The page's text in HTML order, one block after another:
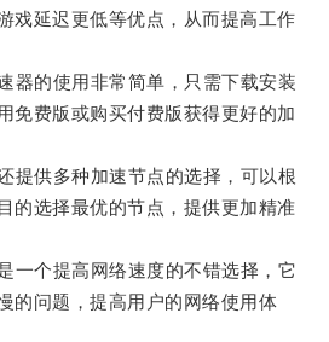
戏延迟更低等优点，从而提高工作
的使用非常简单，只需下载安装
免费版或购买付费版获得更好的加
供多种加速节点的选择，可以根
的选择最优的节点，提供更加精准
个提高网络速度的不错选择，它
的问题，提高用户的网络使用体